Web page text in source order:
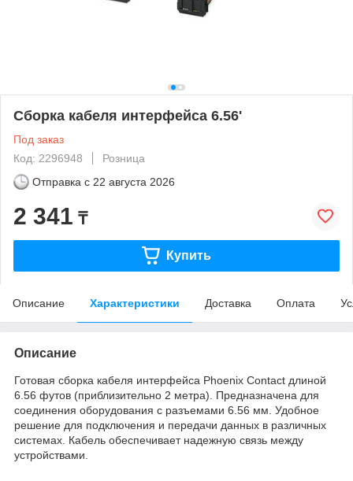
Сборка кабеля интерфейса 6.56'
Под заказ
Код: 2296948
Розница
Отправка с 22 августа 2026
2 341 ₸
Купить
Описание Характеристики Доставка Оплата
Описание
Готовая сборка кабеля интерфейса Phoenix Contact длиной
6.56 футов (приблизительно 2 метра). Предназначена для
соединения оборудования с разъемами 6.56 мм. Удобное
решение для подключения и передачи данных в различных
системах. Кабель обеспечивает надежную связь между
устройствами.